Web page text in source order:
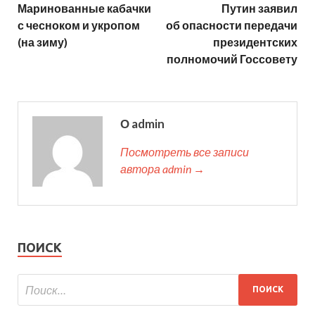
Маринованные кабачки
с чесноком и укропом
(на зиму)
Путин заявил
об опасности передачи
президентских
полномочий Госсовету
О admin
Посмотреть все записи
автора admin →
ПОИСК